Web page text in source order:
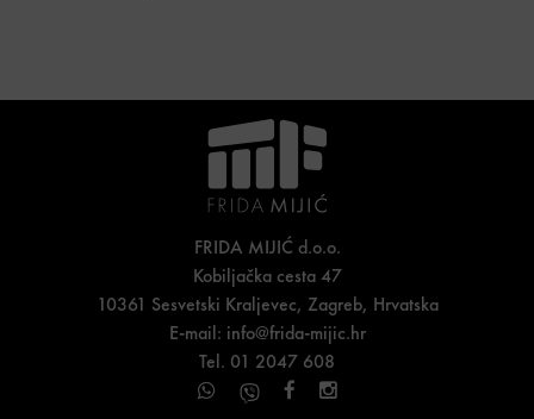
FRIDA MIJIĆ d.o.o.
Kobiljačka cesta 47
10361 Sesvetski Kraljevec, Zagreb, Hrvatska
E-mail: info@frida-mijic.hr
Tel. 01 2047 608